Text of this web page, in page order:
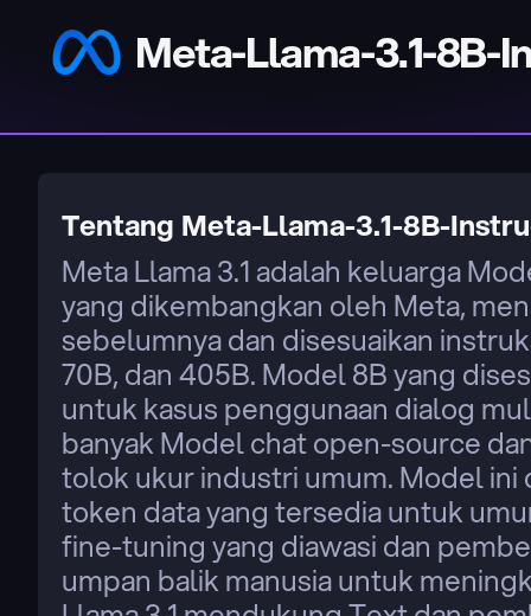
Meta-Llama-3.1-8B-
Tentang Meta-Llama-3.1-8B-
Meta Llama 3.1 adalah keluarga
yang dikembangkan oleh Meta,
sebelumnya dan disesuaikan
70B, dan 405B. Model 8B yang
untuk kasus penggunaan dialog
banyak Model chat open-source
tolok ukur industri umum. Model ini
token data yang tersedia untuk
fine-tuning yang diawasi dan
umpan balik manusia untuk